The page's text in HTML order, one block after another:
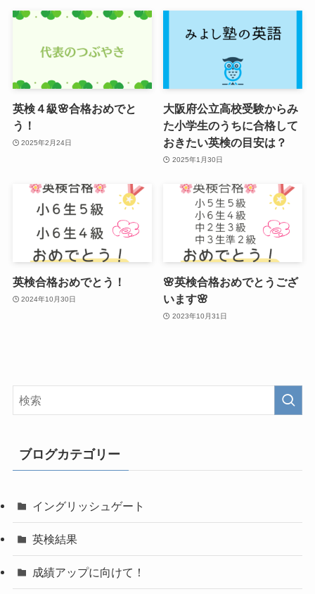
英検４級🌸合格おめでと
う！
2025年2月24日
大阪府公立高校受験からみ
た小学生のうちに合格して
おきたい英検の目安は？
2025年1月30日
英検合格おめでとう！
2024年10月30日
🌸英検合格おめでとうござ
います🌸
2023年10月31日
ブログカテゴリー
イングリッシュゲート
英検結果
成績アップに向けて！